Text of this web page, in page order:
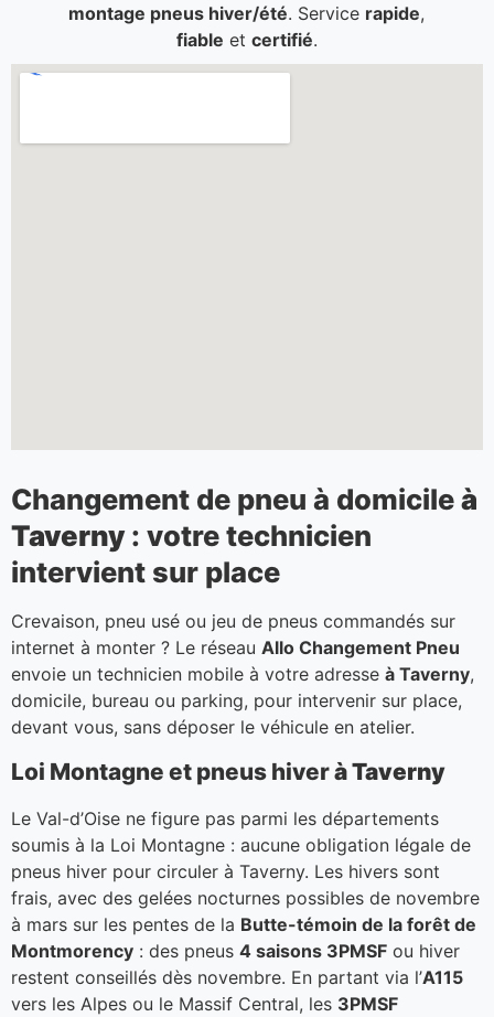
montage pneus hiver/été. Service rapide,
fiable et certifié.
Changement de pneu à domicileà
Taverny: votre technicien
intervient sur place
Crevaison, pneu usé ou jeu de pneus commandés sur
internet à monter ? Le réseau Allo Changement Pneu
envoie un technicien mobile à votre adresse à Taverny,
domicile, bureau ou parking, pour intervenir sur place,
devant vous, sans déposer le véhicule en atelier.
Loi Montagne et pneus hiverà Taverny
Le Val-d’Oise ne figure pas parmi les départements
soumis à la Loi Montagne : aucune obligation légale de
pneus hiver pour circuler à Taverny. Les hivers sont
frais, avec des gelées nocturnes possibles de novembre
à mars sur les pentes de la Butte-témoin de la forêt de
Montmorency : des pneus 4 saisons 3PMSF ou hiver
restent conseillés dès novembre. En partant via l’A115
vers les Alpes ou le Massif Central, les 3PMSF